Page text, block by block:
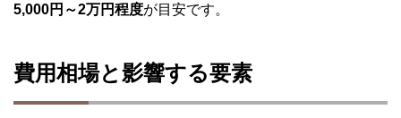
5,000円～2万円程度が目安です。
費用相場と影響する要素